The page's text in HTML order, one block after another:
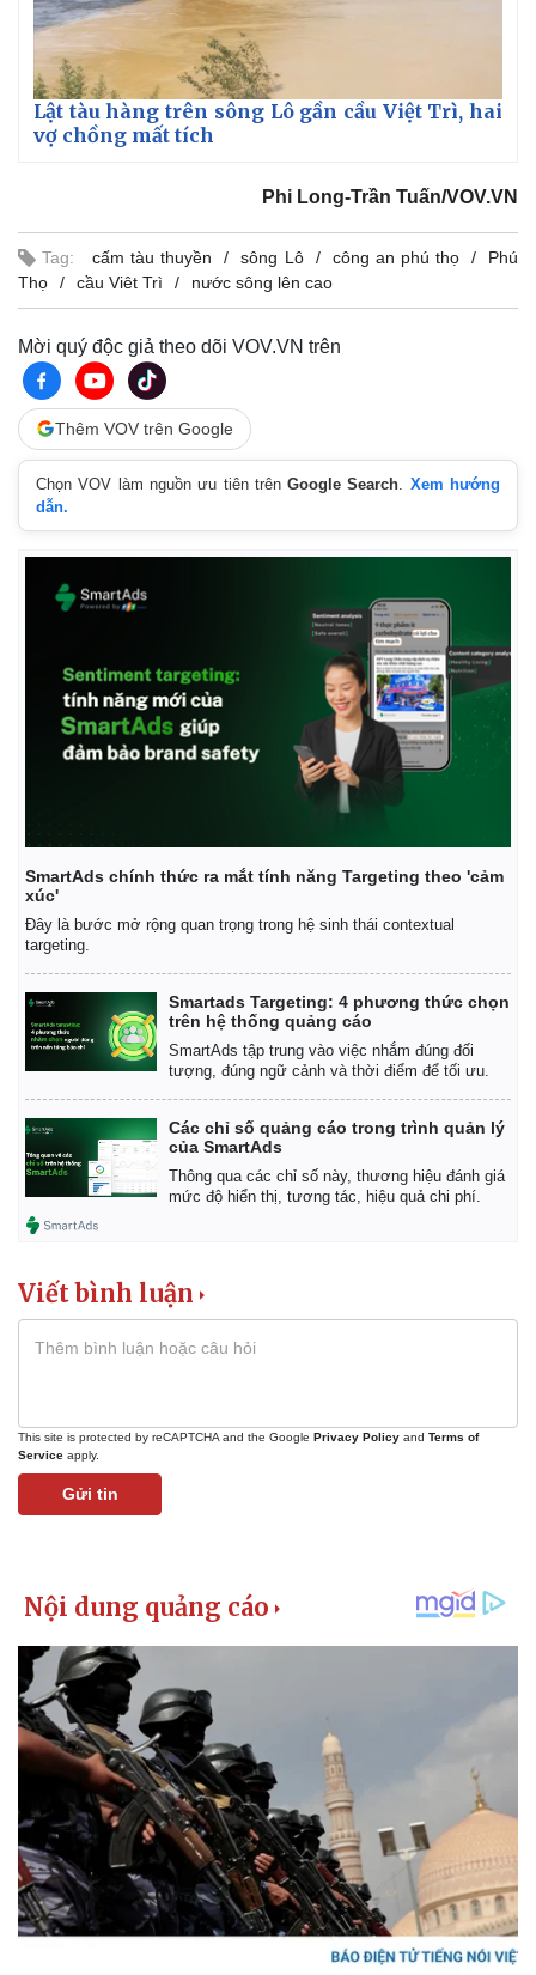
Kinh tế
Bất động sản
Thị trường
Chứng khoán
Giá cà phê
Lật tàu hàng trên sông Lô gần cầu Việt Trì, hai
vợ chồng mất tích
Phi Long-Trần Tuấn/VOV.VN
Tag: cấm tàu thuyền sông Lô công an phú thọ
Phú
Thọ
cầu Viêt Trì nước sông lên cao
Mời quý độc giả theo dõi VOV.VN trên
Thêm VOV trên Google
Chọn VOV làm nguồn ưu tiên trênGoogle Search
Xem hướng
dẫn.
SmartAds chính thức ra mắt tính năng Targeting theo 'cảm
xúc'
Đây là bước mở rộng quan trọng trong hệ sinh thái contextual
targeting.
Smartads Targeting: 4 phương thức chọn
trên hệ thống quảng cáo
SmartAds tập trung vào việc nhắm đúng đối
tượng, đúng ngữ cảnh và thời điểm để tối ưu.
Các chỉ số quảng cáo trong trình quản lý
của SmartAds
Thông qua các chỉ số này, thương hiệu đánh giá
mức độ hiển thị, tương tác, hiệu quả chi phí.
Viết bình luận
This site is protected by reCAPTCHA and the Google Privacy Policy and Terms of
Service apply.
Gửi tin